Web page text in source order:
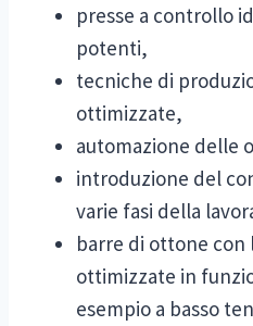
presse a controllo
potenti,
tecniche di
ottimizzate,
automazione delle
introduzione del
varie fasi della
barre di ottone con
ottimizzate in
esempio a basso